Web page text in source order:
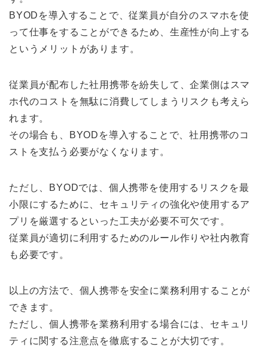
BYODを導入することで、従業員が自分のスマホを使
って仕事をすることができるため、生産性が向上する
というメリットがあります。
従業員が配布した社用携帯を紛失して、企業側はスマ
ホ代のコストを無駄に消費してしまうリスクも考えら
れます。
その場合も、BYODを導入することで、社用携帯のコ
ストを支払う必要がなくなります。
ただし、BYODでは、個人携帯を使用するリスクを最
小限にするために、セキュリティの強化や使用するア
プリを厳選するといった工夫が必要不可欠です。
従業員が適切に利用するためのルール作りや社内教育
も必要です。
以上の方法で、個人携帯を安全に業務利用することが
できます。
ただし、個人携帯を業務利用する場合には、セキュリ
ティに関する注意点を徹底することが大切です。